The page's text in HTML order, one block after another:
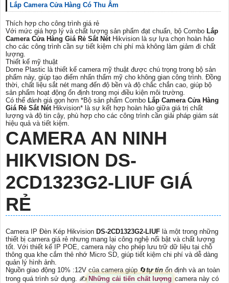
Lắp Camera Cửa Hàng Có Thu Âm
Thích hợp cho công trình giá rẻ
Với mức giá hợp lý và chất lượng sản phẩm đạt chuẩn, bộ Combo Lắp
Camera Cửa Hàng Giá Rẻ Sắt Nét Hikvision là sự lựa chọn hoàn hảo
cho các công trình cần sự tiết kiệm chi phí mà không làm giảm đi chất
lượng.
Thiết kế mỹ thuật
Dome Plastic là thiết kế camera mỹ thuật được chú trọng trong bộ sản
phẩm này, giúp tạo điểm nhấn thẩm mỹ cho không gian công trình. Đồng
thời, chất liệu sắt nét mang đến độ bền và độ chắc chắn cao, giúp bộ
sản phẩm hoạt động ổn định trong mọi điều kiện môi trường.
Có thể đánh giá gọn hơn *Bộ sản phẩm Combo Lắp Camera Cửa Hàng
Giá Rẻ Sắt Nét Hikvision* là sự kết hợp hoàn hảo giữa giá trị chất
lượng và độ tin cậy, phù hợp cho các công trình cần giải pháp giám sát
hiệu quả và tiết kiệm.
CAMERA AN NINH
HIKVISION DS-
2CD1323G2-LIUF GIÁ
RẺ
Camera IP Đèn Kép Hikvision DS-2CD1323G2-LIUF là một trong những
thiết bị camera giá rẻ nhưng mang lại công nghệ nổi bật và chất lượng
tốt. Với thiết kế IP POE, camera này cho phép lưu trữ dữ liệu tại chỗ
thông qua khe cắm thẻ nhớ Micro SD, giúp tiết kiệm chi phí và dễ dàng
quản lý hình ảnh.
Nguồn giao động 10% :12V của camera giúp 🔄tự tin ổn định và an toàn
trong quá trình sử dụng. ✍️ Những cải tiến chất lượng camera này có